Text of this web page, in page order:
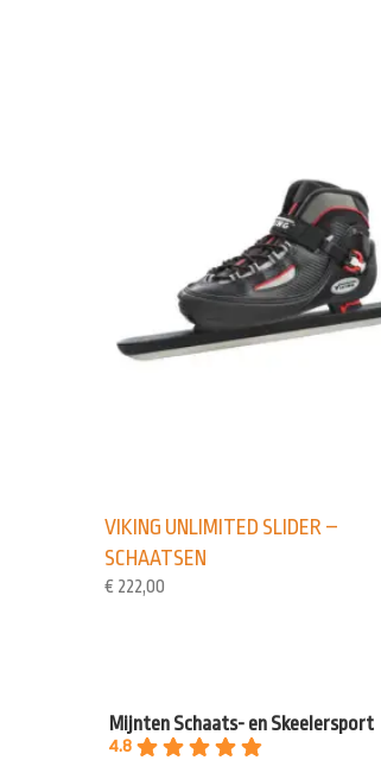
VIKING UNLIMITED SLIDER –
SCHAATSEN
€ 222,00
Mijnten Schaats- en Skeelersport
4.8